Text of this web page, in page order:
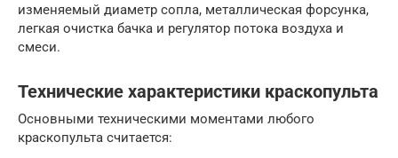
изменяемый диаметр сопла, металлическая форсунка,
легкая очистка бачка и регулятор потока воздуха и
смеси.
Технические характеристики краскопульта
Основными техническими моментами любого
краскопульта считается: